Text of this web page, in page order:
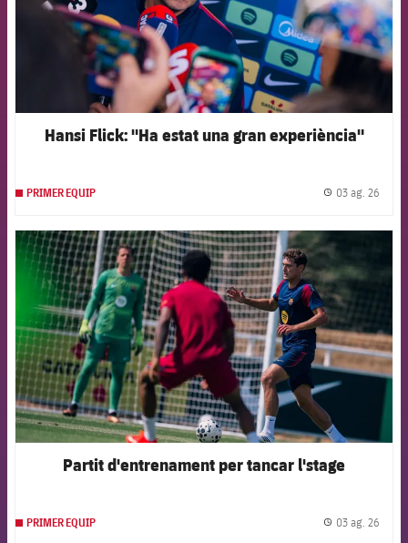
Hansi Flick: "Ha estat una gran experiència"
PRIMER EQUIP 03 ag. 26
FCB Barcelona badge
Partit d'entrenament per tancar l'stage
PRIMER EQUIP 03 ag. 26